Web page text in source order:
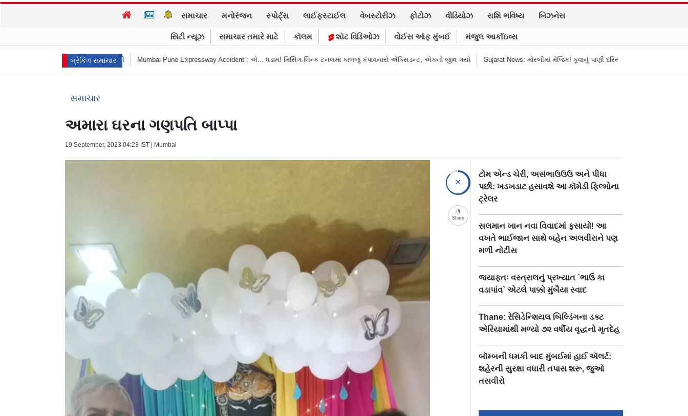
સમાચાર મનોરંજન સ્પોર્ટ્સ લાઈફસ્ટાઈલ વેબસ્ટોરીઝ ફોટોઝ વીડિયોઝ રાશિ ભવિષ્ય બિઝનેસ
સિટી ન્યૂઝ સમાચાર તમારે માટે કૉલમ શૉટ વિડિઓઝ વોઈસ ઑફ મુંબઈ મંજુલ આર્કાઇવ્સ
બ્રેકિંગ સમાચાર
Mumbai Pune Expressway Accident : એ... ધડામ! મિસિંગ લિન્ક ટનલમાં કાળજું કંપાવનારો એક્સિડન્ટ, એકનો જીવ ગયો Gujarat News: મોરબીમાં મેજિક! કૂવાનું પાણી દરિયાનાં મોજાંની જેમ ઊછળવા લાગ્યું, શું કહે છે નિષ્ણાતો?
સમાચાર
અમારા ઘરના ગણપતિ બાપ્પા
19 September, 2023 04:23 IST | Mumbai
Share
ટોમ એન્ડ ચેરી, અસંભાઉઉઉ અને પીધા
પછી: ખડખડાટ હસાવશે આ કૉમેડી ફિલ્મોના
ટ્રેલર
સલમાન ખાન નવા વિવાદમાં ફસાયો! આ
વખતે ભાઈજાન સાથે બહેન અલવીરાને પણ
મળી નોટીસ
જ્યાફતઃ વસ્ત્રાલનું પ્રખ્યાત `ભાઉ કા
વડાપાંવ` એટલે પાક્કો મુંબૈયા સ્વાદ
Thane: રેસિડેન્શિયલ બિલ્ડિંગના ડક્ટ
એરિયામાંથી મળ્યો ૭૨ વર્ષીય વૃદ્ધનો મૃતદેહ
બૉમ્બની ધમકી બાદ મુંબઈમાં હાઈ ઍલર્ટ:
શહેરની સુરક્ષા વધારી તપાસ શરૂ, જુઓ
તસવીરો